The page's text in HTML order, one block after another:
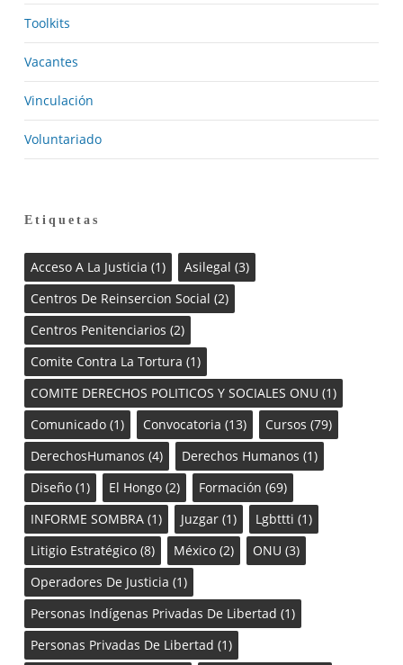
Toolkits
Vacantes
Vinculación
Voluntariado
Etiquetas
Acceso A La Justicia (1) Asilegal (3)
Centros De Reinsercion Social (2)
Centros Penitenciarios (2)
Comite Contra La Tortura (1)
COMITE DERECHOS POLITICOS Y SOCIALES ONU (1)
Comunicado(1) Convocatoria (13) Cursos (79)
DerechosHumanos (4) Derechos Humanos (1)
Diseño(1) El Hongo(2) Formación (69)
INFORME SOMBRA(1) Juzgar(1) Lgbttti (1)
Litigio Estratégico(8) México(2) ONU (3)
Operadores De Justicia (1)
Personas Indígenas Privadas De Libertad (1)
Personas Privadas De Libertad (1)